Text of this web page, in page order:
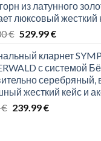
1,699.00 €.449.99 €.
из латунного
люксовый жесткий
€ Original
was:
1,999.00 €.
529.99€Current
is:
529.99 €.
кларнет
с системой
серебряный,
жесткий кейс и
€ Original
239.99€Current